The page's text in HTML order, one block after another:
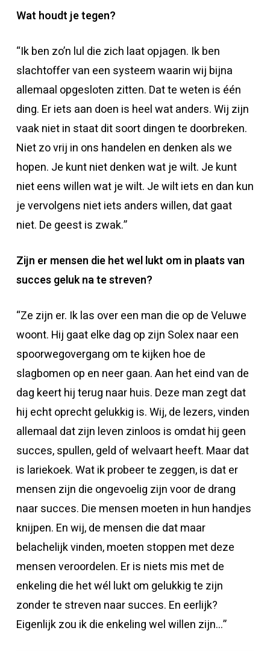
Wat houdt je tegen?
“Ik ben zo’n lul die zich laat opjagen. Ik ben
slachtoffer van een systeem waarin wij bijna
allemaal opgesloten zitten. Dat te weten is één
ding. Er iets aan doen is heel wat anders. Wij zijn
vaak niet in staat dit soort dingen te doorbreken.
Niet zo vrij in ons handelen en denken als we
hopen. Je kunt niet denken wat je wilt. Je kunt
niet eens willen wat je wilt. Je wilt iets en dan kun
je vervolgens niet iets anders willen, dat gaat
niet. De geest is zwak.”
Zijn er mensen die het wel lukt om in plaats van
succes geluk na te streven?
“Ze zijn er. Ik las over een man die op de Veluwe
woont. Hij gaat elke dag op zijn Solex naar een
spoorwegovergang om te kijken hoe de
slagbomen op en neer gaan. Aan het eind van de
dag keert hij terug naar huis. Deze man zegt dat
hij echt oprecht gelukkig is. Wij, de lezers, vinden
allemaal dat zijn leven zinloos is omdat hij geen
succes, spullen, geld of welvaart heeft. Maar dat
is lariekoek. Wat ik probeer te zeggen, is dat er
mensen zijn die ongevoelig zijn voor de drang
naar succes. Die mensen moeten in hun handjes
knijpen. En wij, de mensen die dat maar
belachelijk vinden, moeten stoppen met deze
mensen veroordelen. Er is niets mis met de
enkeling die het wél lukt om gelukkig te zijn
zonder te streven naar succes. En eerlijk?
Eigenlijk zou ik die enkeling wel willen zijn…”